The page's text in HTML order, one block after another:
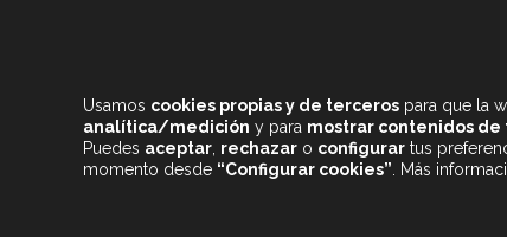
Usamos cookies propias y de terceros para que la
analítica/medición y para mostrar contenidos de
Puedes aceptar rechazar o configurar tus
momento desde “Configurar cookies” . Más